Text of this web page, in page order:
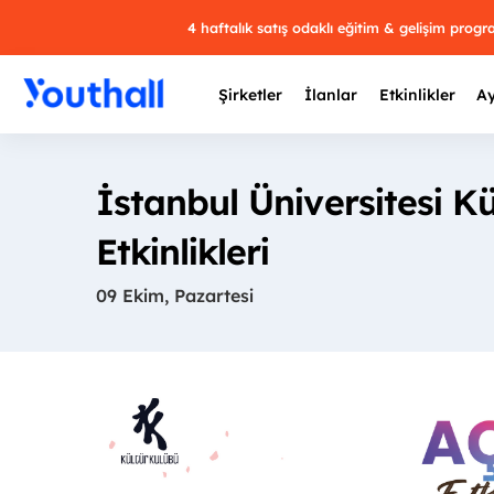
4 haftalık satış odaklı eğitim & gelişim
Şirketler İlanlar Etkinlikler
İstanbul Üniversitesi
Etkinlikleri
09 Ekim, Pazartesi